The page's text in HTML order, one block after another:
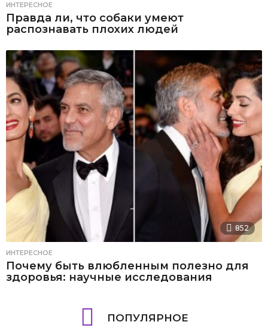
ИНТЕРЕСНОЕ
Правда ли, что собаки умеют
распознавать плохих людей
852
ИНТЕРЕСНОЕ
Почему быть влюбленным полезно для
здоровья: научные исследования
ПОПУЛЯРНОЕ